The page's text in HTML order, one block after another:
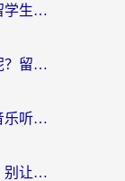
在国外怎么看腾讯视频直播呢？留学生亲测有效的回国加速指南
在日本用什么软件看中国电视剧呢？留学生亲测有效的回国加速方案
海外党必看：在国外怎么用酷我音乐听音乐？告别“地区不支持”的实用指南
在国外怎么能听国内的音乐软件？别让版权限制断了你的“中文歌单”